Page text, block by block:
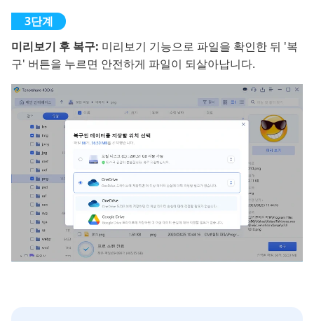
미리보기 후 복구: 미리보기 기능으로 파일을 확인한 뒤 '복
구' 버튼을 누르면 안전하게 파일이 되살아납니다.